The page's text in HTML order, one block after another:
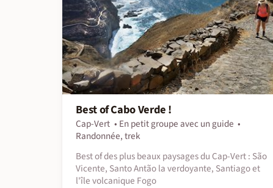
Best of Cabo Verde !
Cap-Vert
En petit groupe avec un guide
Randonnée, trek
Best of des plus beaux paysages du Cap-Vert : São
Vicente, Santo Antão la verdoyante, Santiago et
l'île volcanique Fogo